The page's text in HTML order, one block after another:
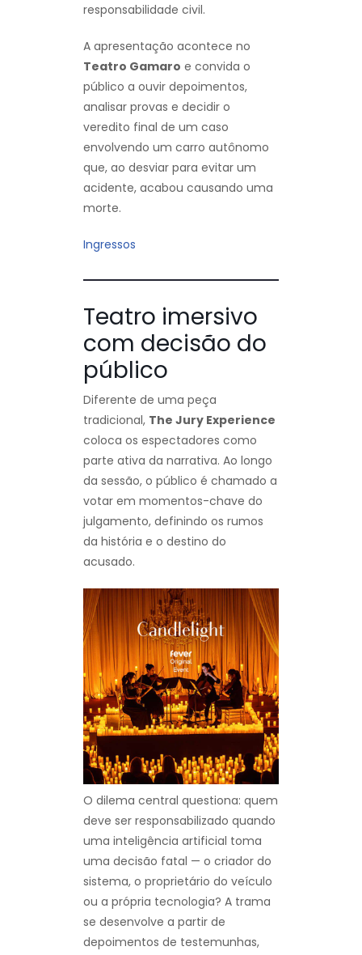
responsabilidade civil.
A apresentação acontece no
Teatro Gamaro e convida o
público a ouvir depoimentos,
analisar provas e decidir o
veredito final de um caso
envolvendo um carro autônomo
que, ao desviar para evitar um
acidente, acabou causando uma
morte.
Ingressos
Teatro imersivo
com decisão do
público
Diferente de uma peça
tradicional, The Jury Experience
coloca os espectadores como
parte ativa da narrativa. Ao longo
da sessão, o público é chamado a
votar em momentos-chave do
julgamento, definindo os rumos
da história e o destino do
acusado.
O dilema central questiona: quem
deve ser responsabilizado quando
uma inteligência artificial toma
uma decisão fatal — o criador do
sistema, o proprietário do veículo
ou a própria tecnologia? A trama
se desenvolve a partir de
depoimentos de testemunhas,